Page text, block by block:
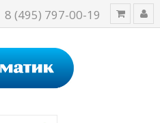
8 (495) 797-00-19